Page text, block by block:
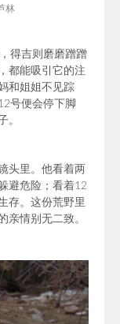
林
得吉则磨磨蹭蹭
都能吸引它的注
和姐姐不见踪
号便会停下脚
。
头里。他看着两
避危险；看着12
存。这份荒野里
亲情别无二致。